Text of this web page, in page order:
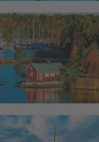
Bildergalerie öffnen